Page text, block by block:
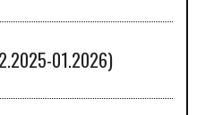
01.2026)